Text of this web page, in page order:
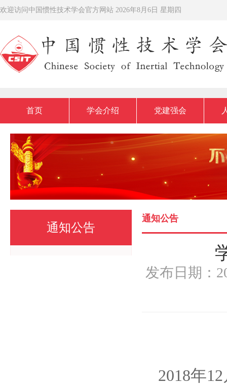
欢迎访问中国惯性技术学会官方网站 2026年8月6日 星期四
首页 学会介绍 党建强会
通知公告
通知公告
发布日期
2018年12